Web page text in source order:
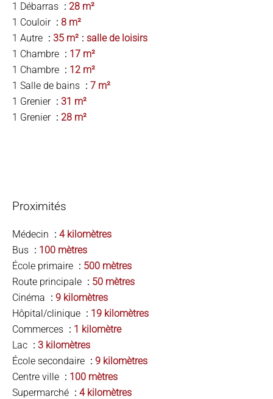
1 Débarras
28 m²
1 Couloir
8 m²
1 Autre
35 m²
salle de loisirs
1 Chambre
17 m²
1 Chambre
12 m²
1 Salle de bains
7 m²
1 Grenier
31 m²
1 Grenier
28 m²
Proximités
Médecin
4 kilomètres
Bus
100 mètres
École primaire
500 mètres
Route principale
50 mètres
Cinéma
9 kilomètres
Hôpital/clinique
19 kilomètres
Commerces
1 kilomètre
Lac
3 kilomètres
École secondaire
9 kilomètres
Centre ville
100 mètres
Supermarché
4 kilomètres